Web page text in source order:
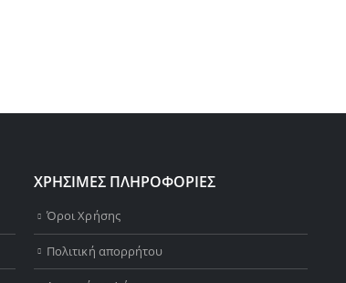
ΧΡΗΣΙΜΕΣ ΠΛΗΡΟΦΟΡΙΕΣ
Όροι Χρήσης
Πολιτική απορρήτου